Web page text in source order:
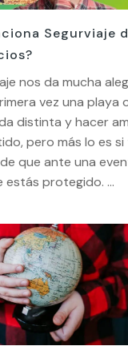
Segurviaje
nos da mucha
vez una playa
distinta y hacer
pero más lo es si
que ante una
estás protegido. ...